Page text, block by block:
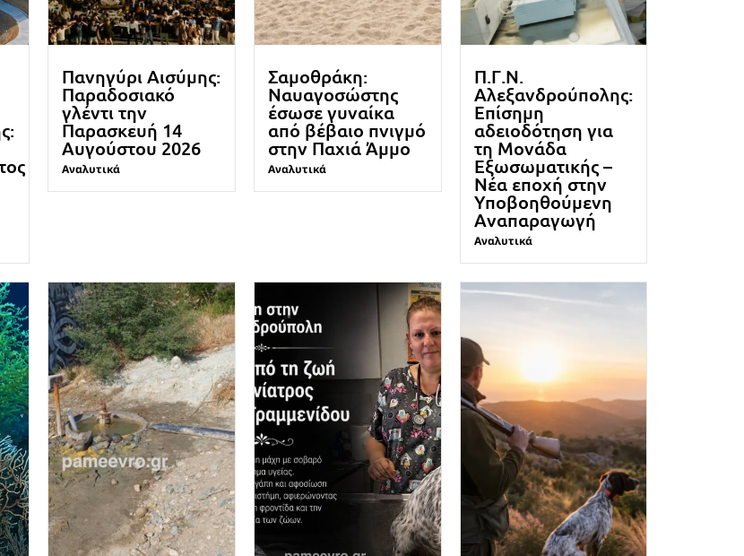
Πανηγύρι Αισύμης:
Παραδοσιακό
γλέντι την
Παρασκευή 14
Αυγούστου 2026
Αναλυτικά
Σαμοθράκη:
Ναυαγοσώστης
έσωσε γυναίκα
από βέβαιο πνιγμό
στην Παχιά Άμμο
Αναλυτικά
Π.Γ.Ν.
Αλεξανδρούπολης:
Επίσημη
αδειοδότηση για
τη Μονάδα
Εξωσωματικής –
Νέα εποχή στην
Υποβοηθούμενη
Αναπαραγωγή
Αναλυτικά